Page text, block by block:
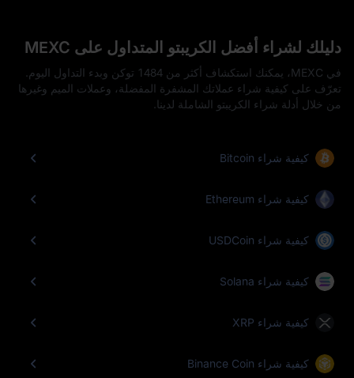
دليلك لشراء أفضل الكريبتو المتداول على MEXC
في MEXC، يمكنك استكشاف أكثر من 1484 توكن وبدء التداول اليوم.
تعرّف على كيفية شراء عملاتك المشفرة المفضلة، وعملات الميم وغيرها
من خلال أدلة شراء الكريبتو الشاملة لدينا.
كيفية شراء Bitcoin
كيفية شراء Ethereum
كيفية شراء USDCoin
كيفية شراء Solana
كيفية شراء XRP
كيفية شراء Binance Coin